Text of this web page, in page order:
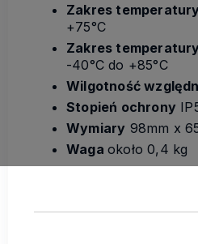
Zakres
+75°C
Zakres
-40°C do +85°C
Wilgotność
Stopień ochrony
Wymiary 98mm x
Waga około 0,4 kg